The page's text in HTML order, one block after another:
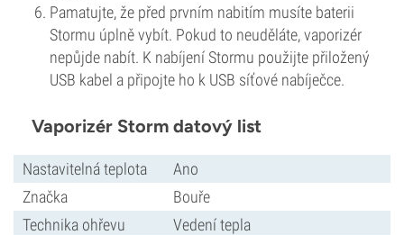
Pamatujte, že před prvním nabitím musíte baterii
Stormu úplně vybít. Pokud to neuděláte, vaporizér
nepůjde nabít. K nabíjení Stormu použijte přiložený
USB kabel a připojte ho k USB síťové nabíječce.
Vaporizér Storm datový list
Nastavitelná teplota
Ano
Značka
Bouře
Technika ohřevu
Vedení tepla